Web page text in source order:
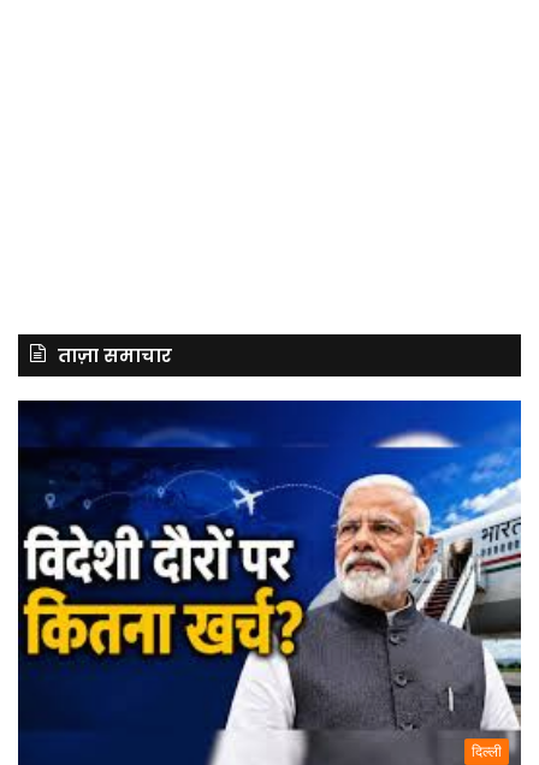
ताज़ा समाचार
दिल्ली